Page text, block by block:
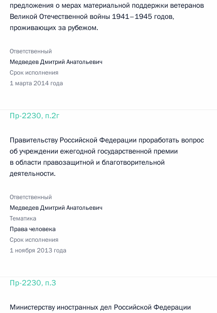
предложения о мерах материальной поддержки ветеранов
Великой Отечественной войны 1941–1945 годов,
проживающих за рубежом.
Ответственный
Медведев Дмитрий Анатольевич
Срок исполнения
1 марта 2014 года
Пр-2230, п.2г
Правительству Российской Федерации проработать вопрос
об учреждении ежегодной государственной премии
в области правозащитной и благотворительной
деятельности.
Ответственный
Медведев Дмитрий Анатольевич
Тематика
Права человека
Срок исполнения
1 ноября 2013 года
Пр-2230, п.3
Министерству иностранных дел Российской Федерации